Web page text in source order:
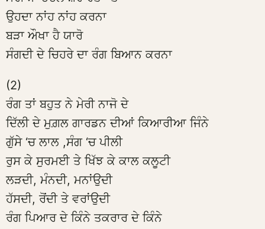
ਉਹਦਾ ਨਾਂਹ ਨਾਂਹ ਕਰਨਾ
ਬੜਾ ਔਖਾ ਹੈ ਯਾਰੋ
ਸੰਗਦੀ ਦੇ ਚਿਹਰੇ ਦਾ ਰੰਗ ਬਿਆਨ ਕਰਨਾ
(2)
ਰੰਗ ਤਾਂ ਬਹੁਤ ਨੇ ਮੇਰੀ ਨਾਜੋ ਦੇ
ਦਿੱਲੀ ਦੇ ਮੁਗ਼ਲ ਗਾਰਡਨ ਦੀਆਂ ਕਿਆਰੀਆ ਜਿੰਨੇ
ਗੁੱਸੇ ‘ਚ ਲਾਲ ,ਸੰਗ ‘ਚ ਪੀਲੀ
ਰੁਸ ਕੇ ਸੁਰਮਈ ਤੇ ਖਿੱਝ ਕੇ ਕਾਲ ਕਲੂਟੀ
ਲੜਦੀ, ਮੰਨਦੀ, ਮਨਾਂਉਦੀ
ਹੱਸਦੀ, ਰੋਂਦੀ ਤੇ ਵਰਾਂਉਦੀ
ਰੰਗ ਪਿਆਰ ਦੇ ਕਿੰਨੇ ਤਕਰਾਰ ਦੇ ਕਿੰਨੇ